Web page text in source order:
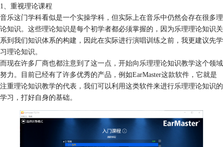
1、重视理论课程
音乐这门学科看似是一个实操学科，但实际上在音乐中仍然会存在很多理
论知识。这些理论知识是每个初学者都必须掌握的，因为乐理理论知识关
系到我们知识体系的构建，因此在实际进行演唱训练之前，我更建议先学
习理论知识。
而现在许多厂商也都注意到了这一点，开始向乐理理论知识教学这个领域
努力。目前已经有了许多优秀的产品，例如EarMaster这款软件，它就是
注重理论知识教学的代表，我们可以利用这类软件来进行乐理理论知识的
学习，打好自身的基础。